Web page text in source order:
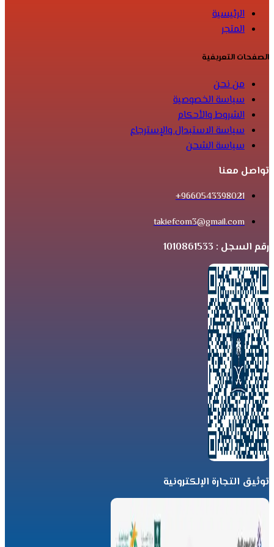
الرئيسية
المتجر
الصفحات التعريفية
من نحن
سياسة الخصوصية
الشروط والأحكام
سياسة الاستبدال والإسترجاع
سياسة الشحن
تواصل معنا
9660543398021+
takiefcom3@gmail.com
رقم السجل : 1010861533
توثيق التجارة الإلكترونية